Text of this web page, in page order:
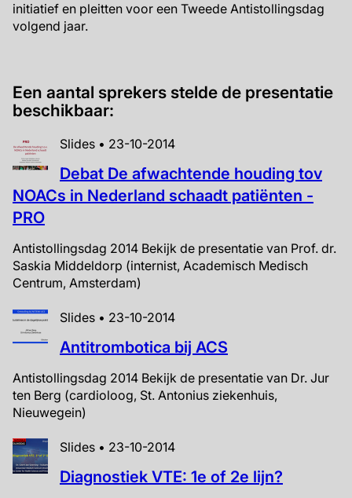
initiatief en pleitten voor een Tweede Antistollingsdag
volgend jaar.
Een aantal sprekers stelde de presentatie
beschikbaar:
Slides • 23-10-2014
Debat De afwachtende houding tov
NOACs in Nederland schaadt patiënten -
PRO
Antistollingsdag 2014 Bekijk de presentatie van Prof. dr.
Saskia Middeldorp (internist, Academisch Medisch
Centrum, Amsterdam)
Slides • 23-10-2014
Antitrombotica bij ACS
Antistollingsdag 2014 Bekijk de presentatie van Dr. Jur
ten Berg (cardioloog, St. Antonius ziekenhuis,
Nieuwegein)
Slides • 23-10-2014
Diagnostiek VTE: 1e of 2e lijn?